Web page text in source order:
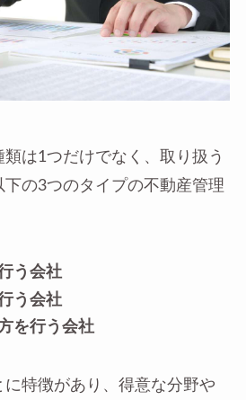
は1つだけでなく、取り扱う
の3つのタイプの不動産管理
う会社
う会社
を行う会社
特徴があり、得意な分野や